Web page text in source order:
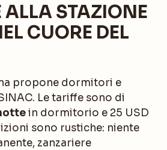
ALLA STAZIONE
CUORE DEL
propone dormitori e
Le tariffe sono di
in dormitorio e 25 USD
sono rustiche: niente
zanzariere